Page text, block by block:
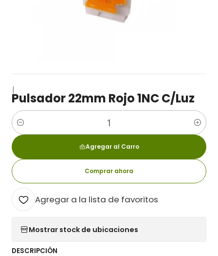
|
Pulsador 22mm Rojo 1NC C/Luz
Cantidad
Agregar al Carro
Comprar ahora
Agregar a la lista de favoritos
Mostrar stock de ubicaciones
DESCRIPCIÓN